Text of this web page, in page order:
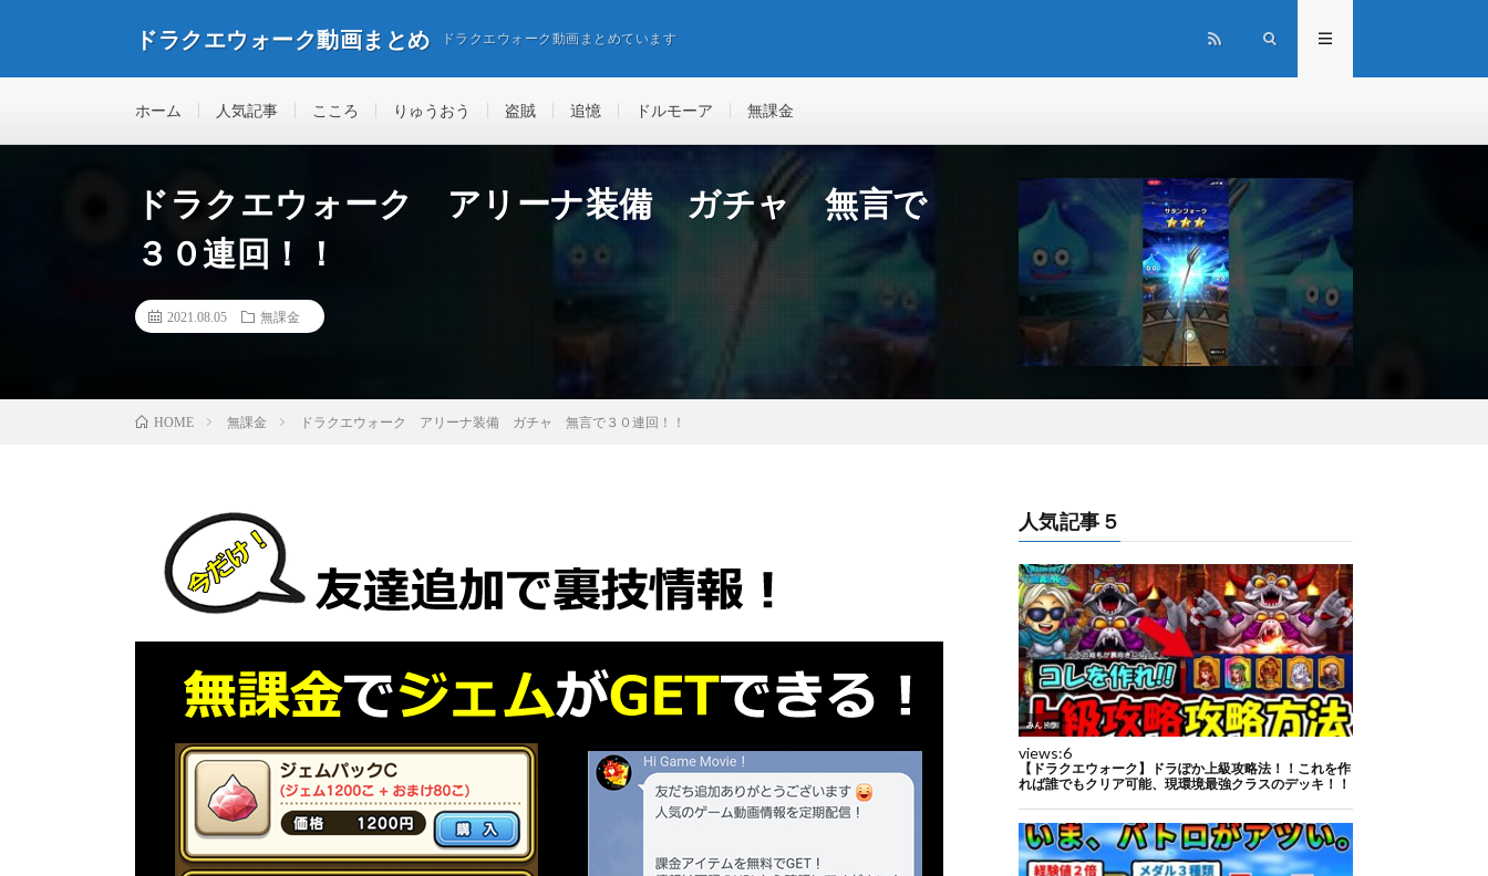
ドラクエウォーク動画まとめ ドラクエウォーク動画まとめています
ホーム 人気記事 こころ りゅうおう 盗賊 追憶 ドルモーア 無課金
ドラクエウォーク アリーナ装備 ガチャ 無言で
３０連回！！
2021.08.05 無課金
HOME 無課金 ドラクエウォーク アリーナ装備 ガチャ 無言で３０連回！！
人気記事５